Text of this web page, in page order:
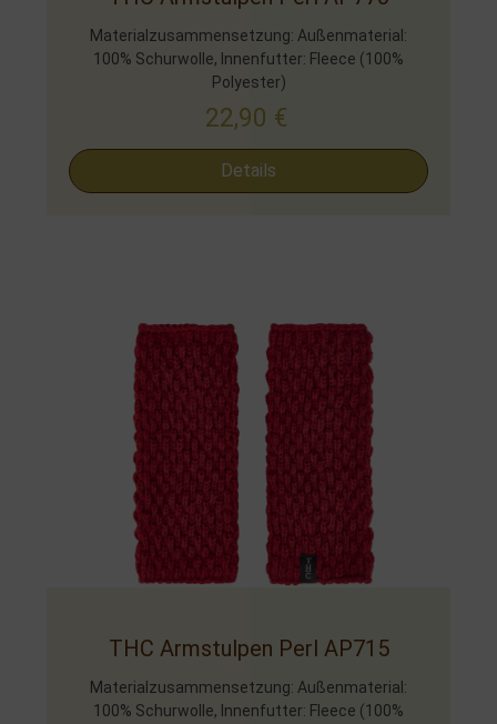
Materialzusammensetzung: Außenmaterial:
100% Schurwolle, Innenfutter: Fleece (100%
Polyester)
22,90 €
Details
THC Armstulpen Perl AP715
Materialzusammensetzung: Außenmaterial:
100% Schurwolle, Innenfutter: Fleece (100%